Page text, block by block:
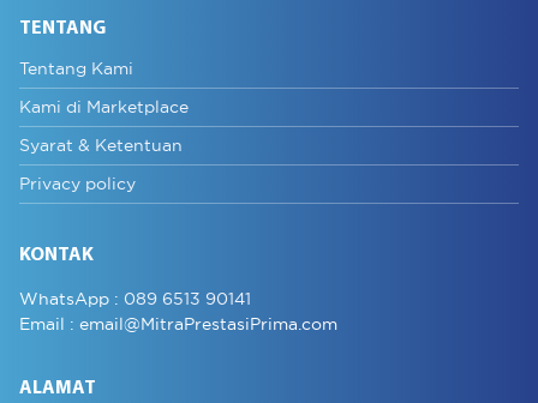
TENTANG
Tentang Kami
Kami di Marketplace
Syarat & Ketentuan
Privacy policy
KONTAK
WhatsApp : 089 6513 90141
Email : email@MitraPrestasiPrima.com
ALAMAT